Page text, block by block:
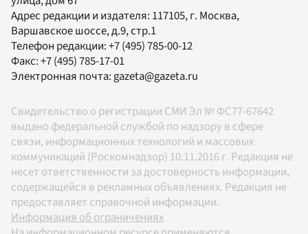
Адрес редакции и издателя: 117105, г. Москва,
Варшавское шоссе, д.9, стр.1
Телефон редакции:+7 (495) 785-00-12
Факс:+7 (495) 785-17-01
Электронная почта: gazeta@gazeta.ru
Свидетельство о регистрации СМИ Эл № ФС77-67642
выдано федеральной службой по надзору в сфере
связи, информационных технологий и массовых
коммуникаций (Роскомнадзор) 10.11.2016 г. Редакция не
несет ответственности за достоверность информации,
содержащейся в рекламных объявлениях. Редакция не
предоставляет справочной информации.
Информация об ограничениях